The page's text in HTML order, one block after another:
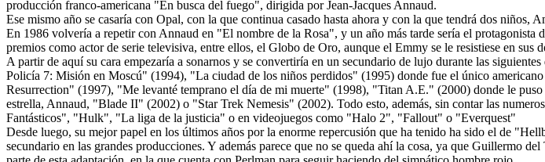
producción franco-americana "En busca del fuego", dirigida por Jean-Jacques Annaud.
Ese mismo año se casaría con Opal, con la que continua casado hasta ahora y con la que tendrá dos niños,
En 1986 volvería a repetir con Annaud en "El nombre de la Rosa", y un año más tarde sería el
premios como actor de serie televisiva, entre ellos, el Globo de Oro, aunque el Emmy se le resistiese en sus
A partir de aquí su cara empezaría a sonarnos y se convertiría en un secundario de lujo durante las
Policía 7: Misión en Moscú" (1994), "La ciudad de los niños perdidos" (1995) donde fue el único
Resurrection" (1997), "Me levanté temprano el día de mi muerte" (1998), "Titan A.E." (2000) donde le
estrella, Annaud, "Blade II" (2002) o "Star Trek Nemesis" (2002). Todo esto, además, sin contar las
Fantásticos", "Hulk", "La liga de la justicia" o en videojuegos como "Halo 2", "Fallout" o "Everquest"
Desde luego, su mejor papel en los últimos años por la enorme repercusión que ha tenido ha sido el de
secundario en las grandes producciones. Y además parece que no se queda ahí la cosa, ya que Guillermo